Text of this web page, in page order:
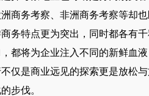
商务考察、非洲商务考察等却
务特点更为突出，同时都各有
都将为企业注入不同的新鲜血
仅是商业远见的探索更是放松
步伐。